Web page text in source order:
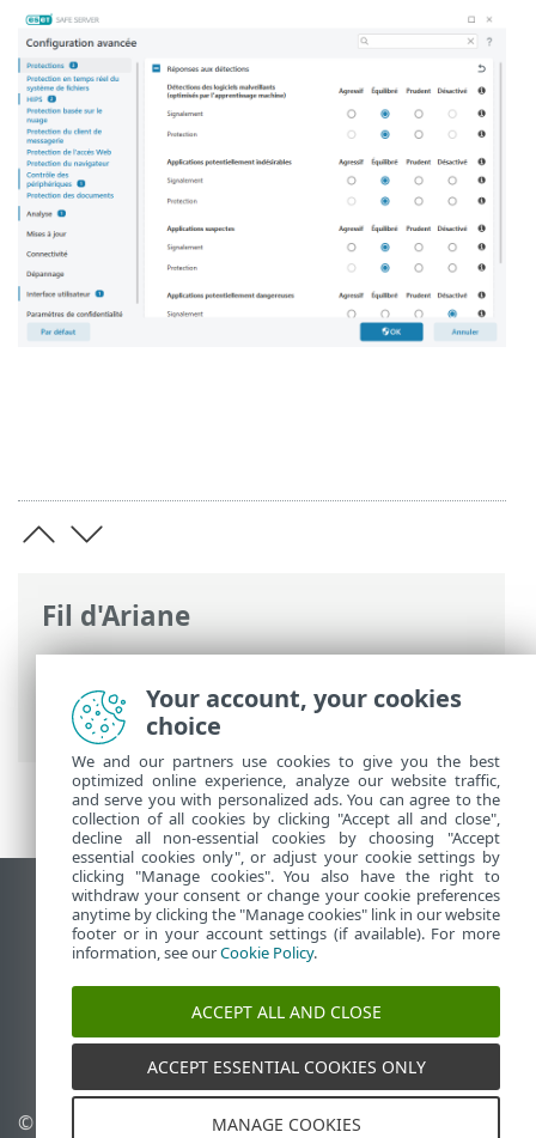
Fil d'Ariane
Aide en ligne d'ESET>ESET Safe Server>
Utilisation de ESET Safe Server>
Configuration avancée
Afficher le site pour ordinateur de bureau
End of Life
Base de connaissances ESET
Forum ESET
ESET Status Portal
Assistance régionale
© 1992 - 2026 ESET, spol. s
Gérer les témoins
Your account, your cookies
choice
We and our partners use cookies to give you the best
optimized online experience, analyze our website traffic,
and serve you with personalized ads. You can agree to the
collection of all cookies by clicking "Accept all and close",
decline all non-essential cookies by choosing "Accept
essential cookies only", or adjust your cookie settings by
clicking "Manage cookies". You also have the right to
withdraw your consent or change your cookie preferences
anytime by clicking the "Manage cookies" link in our website
footer or in your account settings (if available). For more
information, see ourCookie Policy.
ACCEPT ALL AND CLOSE
ACCEPT ESSENTIAL COOKIES ONLY
MANAGE COOKIES